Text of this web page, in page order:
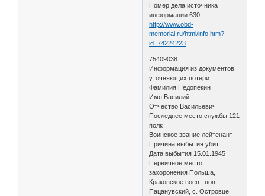
Номер дела источника
информации 630
http://www.obd-
memorial.ru/html/info.htm?
id=74224223
75409038
Информация из документов,
уточняющих потери
Фамилия Недопекин
Имя Василий
Отчество Васильевич
Последнее место службы 121
полк
Воинское звание лейтенант
Причина выбытия убит
Дата выбытия 15.01.1945
Первичное место
захоронения Польша,
Краковское воев., пов.
Пацанувский, с. Островце,